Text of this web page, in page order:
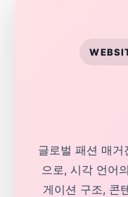
글로벌 패션 매거
으로, 시각 언어
게이션 구조, 콘